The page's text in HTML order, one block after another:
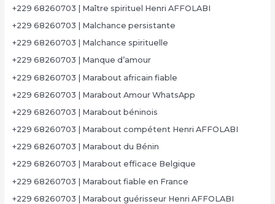
+229 68260703 | Maître spirituel Henri AFFOLABI
+229 68260703 | Malchance persistante
+229 68260703 | Malchance spirituelle
+229 68260703 | Manque d’amour
+229 68260703 | Marabout africain fiable
+229 68260703 | Marabout Amour WhatsApp
+229 68260703 | Marabout béninois
+229 68260703 | Marabout compétent Henri AFFOLABI
+229 68260703 | Marabout du Bénin
+229 68260703 | Marabout efficace Belgique
+229 68260703 | Marabout fiable en France
+229 68260703 | Marabout guérisseur Henri AFFOLABI